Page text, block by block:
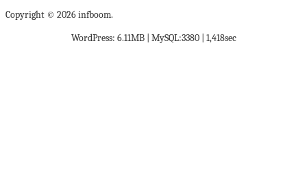
Copyright © 2026 infboom.
WordPress: 6.11MB | MySQL:3380 | 1,418sec